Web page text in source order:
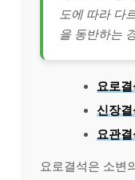
도에 따라 다
을 동반하는
요로결
신장결
요관결
요로결석은 소변